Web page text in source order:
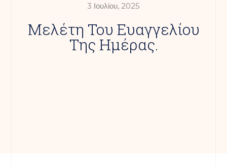
3 Ιουλίου, 2025
Mελέτη Του Ευαγγελίου
Της Ημέρας.